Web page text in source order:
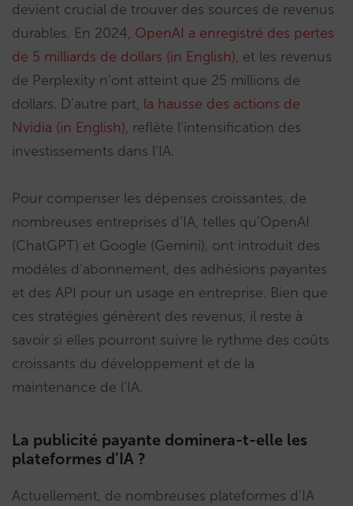
devient crucial de trouver des sources de revenus
durables. En 2024, OpenAI a enregistré des pertes
de 5 milliards de dollars (in English), et les revenus
de Perplexity n’ont atteint que 25 millions de
dollars. D’autre part, la hausse des actions de
Nvidia (in English), reflète l’intensification des
investissements dans l’IA.
Pour compenser les dépenses croissantes, de
nombreuses entreprises d’IA, telles qu’OpenAI
(ChatGPT) et Google (Gemini), ont introduit des
modèles d’abonnement, des adhésions payantes
et des API pour un usage en entreprise. Bien que
ces stratégies génèrent des revenus, il reste à
savoir si elles pourront suivre le rythme des coûts
croissants du développement et de la
maintenance de l’IA.
La publicité payante dominera-t-elle les
plateformes d’IA ?
Actuellement, de nombreuses plateformes d’IA